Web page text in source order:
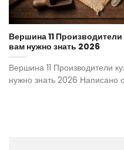
Вершина 11
вам нужно знать 2026
Вершина 11 Производители
нужно знать 2026 Написано